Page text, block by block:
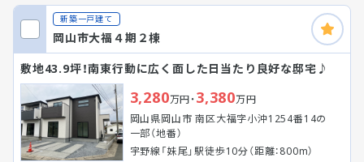
新築一戸建て
岡山市大福４期２棟
敷地43.9坪！南東行動に広く面した日当たり良好な邸宅♪
3,280万円・3,380万円
岡山県岡山市 南区大福字小沖1254番14の
一部（地番）
宇野線「妹尾」駅徒歩10分（距離：800m）